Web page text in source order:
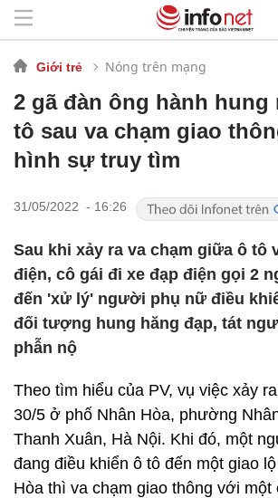
Giới trẻ Nóng trên mạng
2 gã đàn ông hành hung
tô sau va chạm giao
hình sự truy tìm
31/05/2022 - 16:26
Sau khi xảy ra va chạm giữa ô tô
điện, cô gái đi xe đạp điện gọi 2
đến 'xử lý' người phụ nữ điều
đối tượng hung hăng đạp, tát
phẫn nộ
Theo tìm hiểu của PV, vụ việc xảy
30/5 ở phố Nhân Hòa, phường
Thanh Xuân, Hà Nội. Khi đó, một
đang điều khiển ô tô đến một giao
Hòa thì va chạm giao thông với một